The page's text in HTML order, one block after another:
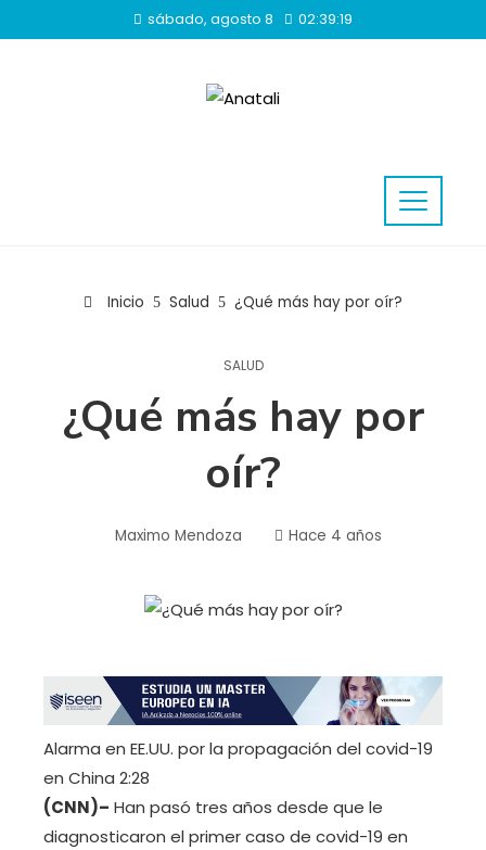
sábado, agosto 8 02:39:20
Inicio Salud ¿Qué más hay por oír?
SALUD
¿Qué más hay por
oír?
Maximo Mendoza Hace 4 años
Alarma en EE.UU. por la propagación del covid-19
en China 2:28
(CNN)– Han pasó tres años desde que le
diagnosticaron el primer caso de covid-19 en